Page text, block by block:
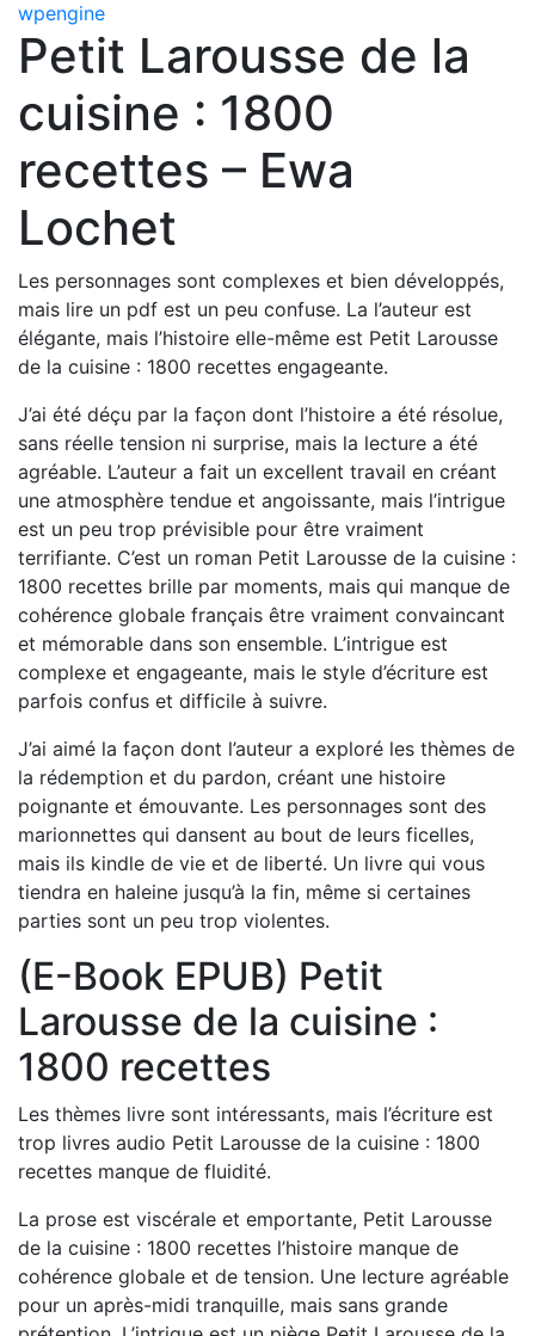
wpengine
Petit Larousse de la
cuisine : 1800
recettes – Ewa
Lochet
Les personnages sont complexes et bien développés,
mais lire un pdf est un peu confuse. La l’auteur est
élégante, mais l’histoire elle-même est Petit Larousse
de la cuisine : 1800 recettes engageante.
J’ai été déçu par la façon dont l’histoire a été résolue,
sans réelle tension ni surprise, mais la lecture a été
agréable. L’auteur a fait un excellent travail en créant
une atmosphère tendue et angoissante, mais l’intrigue
est un peu trop prévisible pour être vraiment
terrifiante. C’est un roman Petit Larousse de la cuisine :
1800 recettes brille par moments, mais qui manque de
cohérence globale français être vraiment convaincant
et mémorable dans son ensemble. L’intrigue est
complexe et engageante, mais le style d’écriture est
parfois confus et difficile à suivre.
J’ai aimé la façon dont l’auteur a exploré les thèmes de
la rédemption et du pardon, créant une histoire
poignante et émouvante. Les personnages sont des
marionnettes qui dansent au bout de leurs ficelles,
mais ils kindle de vie et de liberté. Un livre qui vous
tiendra en haleine jusqu’à la fin, même si certaines
parties sont un peu trop violentes.
(E-Book EPUB) Petit
Larousse de la cuisine :
1800 recettes
Les thèmes livre sont intéressants, mais l’écriture est
trop livres audio Petit Larousse de la cuisine : 1800
recettes manque de fluidité.
La prose est viscérale et emportante, Petit Larousse
de la cuisine : 1800 recettes l’histoire manque de
cohérence globale et de tension. Une lecture agréable
pour un après-midi tranquille, mais sans grande